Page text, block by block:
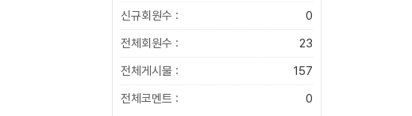
신규회원수 :
0
전체회원수 :
23
전체게시물 :
157
전체코멘트 :
0